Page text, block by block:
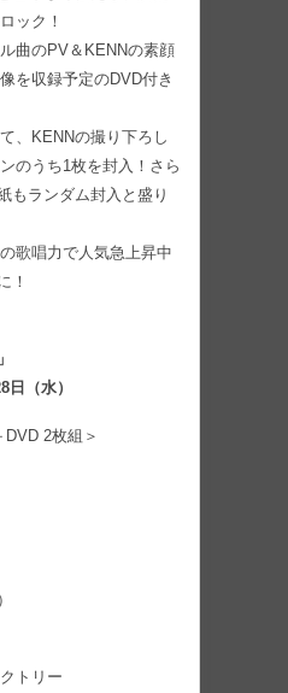
ック！
曲のPV＆KENNの素顔
を収録予定のDVD付き
、KENNの撮り下ろし
のうち1枚を封入！さら
もランダム封入と盛り
歌唱力で人気急上昇中
！
（水）
DVD 2枚組＞
トリー